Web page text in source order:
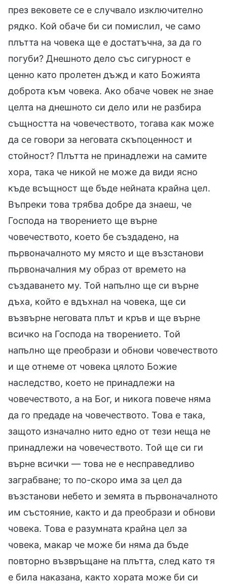
през вековете се е случвало изключително
рядко. Кой обаче би си помислил, че само
плътта на човека ще е достатъчна, за да го
погуби? Днешното дело със сигурност е
ценно като пролетен дъжд и като Божията
доброта към човека. Ако обаче човек не знае
целта на днешното си дело или не разбира
същността на човечеството, тогава как може
да се говори за неговата скъпоценност и
стойност? Плътта не принадлежи на самите
хора, така че никой не може да види ясно
къде всъщност ще бъде нейната крайна цел.
Въпреки това трябва добре да знаеш, че
Господа на творението ще върне
човечеството, което бе създадено, на
първоначалното му място и ще възстанови
първоначалния му образ от времето на
създаването му. Той напълно ще си върне
дъха, който е вдъхнал на човека, ще си
възвърне неговата плът и кръв и ще върне
всичко на Господа на творението. Той
напълно ще преобрази и обнови човечеството
и ще отнеме от човека цялото Божие
наследство, което не принадлежи на
човечеството, а на Бог, и никога повече няма
да го предаде на човечеството. Това е така,
защото изначално нито едно от тези неща не
принадлежи на човечеството. Той ще си ги
върне всички — това не е несправедливо
заграбване; то по-скоро има за цел да
възстанови небето и земята в първоначалното
им състояние, както и да преобрази и обнови
човека. Това е разумната крайна цел за
човека, макар че може би няма да бъде
повторно възвръщане на плътта, след като тя
е била наказана, както хората може би си